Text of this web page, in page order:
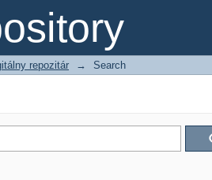
repozitár → Search